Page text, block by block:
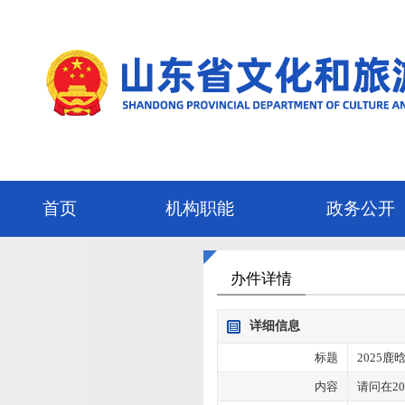
首页 机构职能 政务公开
办件详情
详细信息
标题 2025鹿
内容 请问在